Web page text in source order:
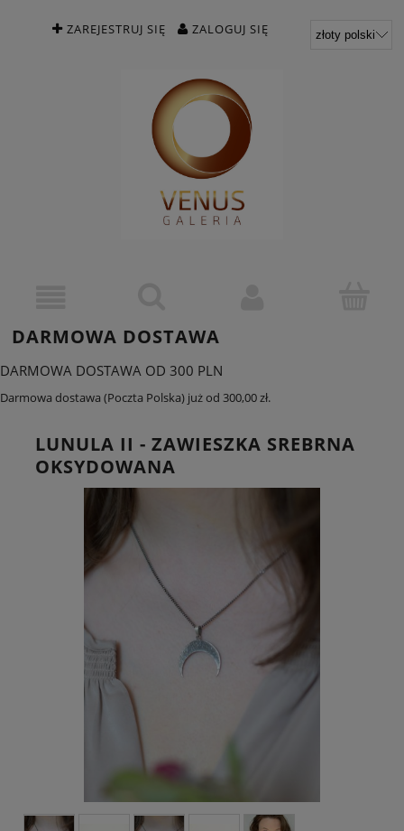
ZAREJESTRUJ SIĘ ZALOGUJ SIĘ
DARMOWA DOSTAWA
DARMOWA DOSTAWA OD 300 PLN
Darmowa dostawa (Poczta Polska) już od 300,00 zł.
LUNULA II - ZAWIESZKA SREBRNA
OKSYDOWANA